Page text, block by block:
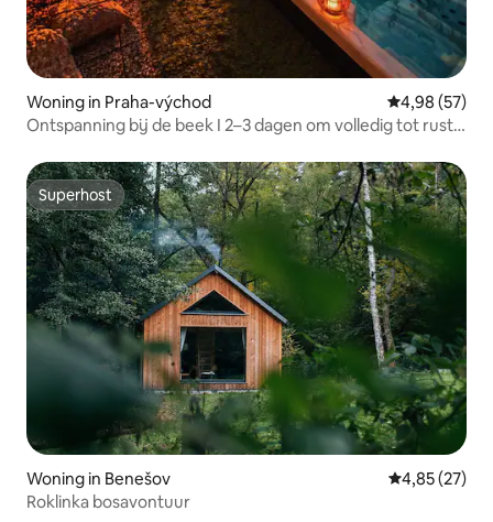
Woning in Praha-východ Gemiddelde
4,98 (57)
Ontspanning bij de beek I 2–3 dagen om volledig tot rust
Superhost
Superhost
Woning in Benešov Gemiddelde
4,85 (27)
Roklinka bosavontuur